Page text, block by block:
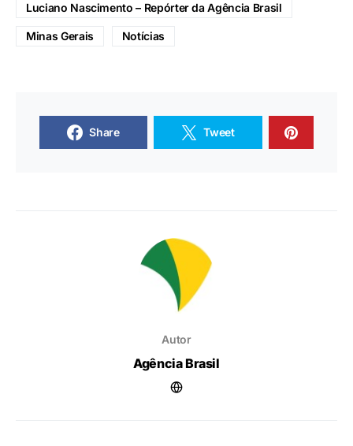
Luciano Nascimento – Repórter da Agência Brasil
Minas Gerais Notícias
Share Tweet
Autor
Agência Brasil